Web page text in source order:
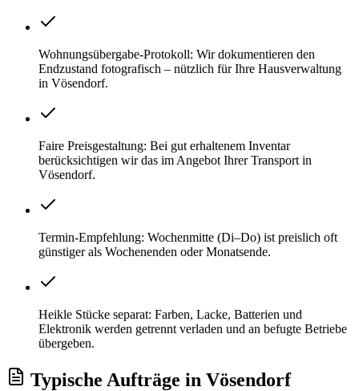
Wohnungsübergabe-Protokoll: Wir dokumentieren den
Endzustand fotografisch – nützlich für Ihre Hausverwaltung
in Vösendorf.
Faire Preisgestaltung: Bei gut erhaltenem Inventar
berücksichtigen wir das im Angebot Ihrer Transport in
Vösendorf.
Termin-Empfehlung: Wochenmitte (Di–Do) ist preislich oft
günstiger als Wochenenden oder Monatsende.
Heikle Stücke separat: Farben, Lacke, Batterien und
Elektronik werden getrennt verladen und an befugte Betriebe
übergeben.
Typische Aufträge in Vösendorf